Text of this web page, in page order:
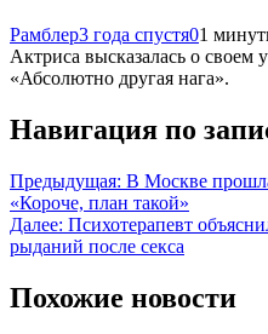
Рамблер3 года спустя01
Актриса высказалась о своем
«Абсолютно другая нага».
Навигация по
Предыдущая: В Москве
«Короче, план такой»
Далее: Психотерапевт
рыданий после секса
Похожие новости